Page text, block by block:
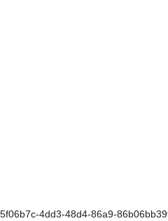
4dd3-48d4-86a9-